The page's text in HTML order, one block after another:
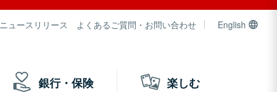
ニュースリリース よくあるご質問・お問い合わせ English
銀行・保険 楽しむ